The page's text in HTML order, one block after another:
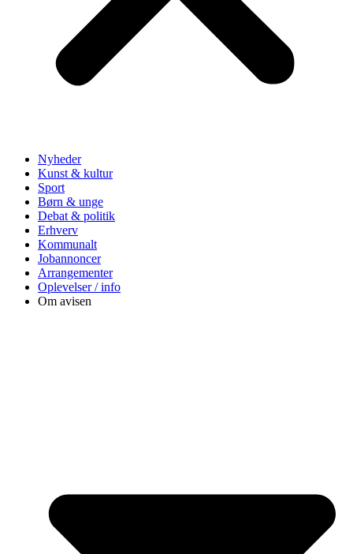
Nyheder
Kunst & kultur
Sport
Børn & unge
Debat & politik
Erhverv
Kommunalt
Jobannoncer
Arrangementer
Oplevelser / info
Om avisen